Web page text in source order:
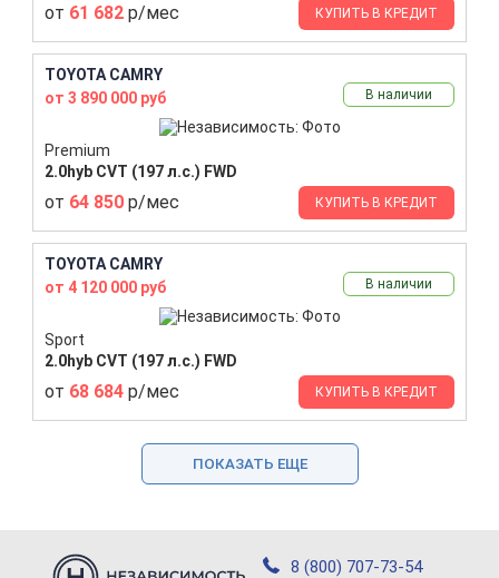
от 61 682 р/мес КУПИТЬ В КРЕДИТ
TOYOTA CAMRY
от 3 890 000 руб
В наличии
Premium
2.0hyb CVT (197 л.с.) FWD
от 64 850 р/мес КУПИТЬ В КРЕДИТ
TOYOTA CAMRY
от 4 120 000 руб
В наличии
Sport
2.0hyb CVT (197 л.с.) FWD
от 68 684 р/мес КУПИТЬ В КРЕДИТ
ПОКАЗАТЬ ЕЩЕ
8 (800) 707-73-54